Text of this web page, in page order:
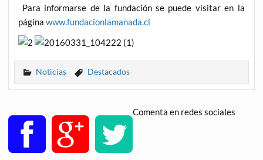
Para informarse de la fundación se puede visitar en la
páginawww.fundacionlamanada.cl
Noticias Destacados
Comenta en redes sociales